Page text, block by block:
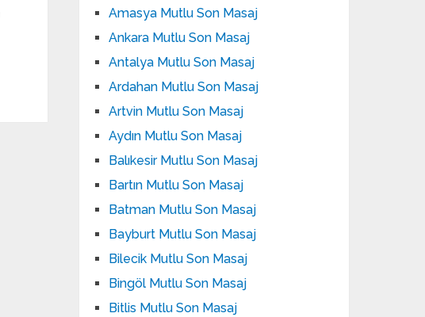
Amasya Mutlu Son Masaj
Ankara Mutlu Son Masaj
Antalya Mutlu Son Masaj
Ardahan Mutlu Son Masaj
Artvin Mutlu Son Masaj
Aydın Mutlu Son Masaj
Balıkesir Mutlu Son Masaj
Bartın Mutlu Son Masaj
Batman Mutlu Son Masaj
Bayburt Mutlu Son Masaj
Bilecik Mutlu Son Masaj
Bingöl Mutlu Son Masaj
Bitlis Mutlu Son Masaj